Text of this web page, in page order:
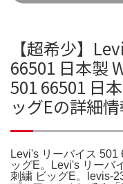
【超希少】
66501 日本製
501 66501 日
ッグEの詳細
Levi's リーバイス
ッグE。Levi's リーバ
刺繍 ビッグE。levis-